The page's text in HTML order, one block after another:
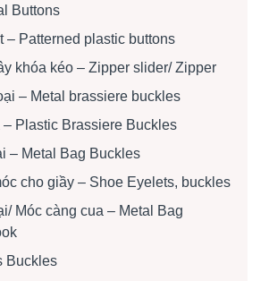
Buttons
– Patterned plastic buttons
khóa kéo – Zipper slider/ Zipper
– Metal brassiere buckles
Plastic Brassiere Buckles
– Metal Bag Buckles
cho giầy – Shoe Eyelets, buckles
Móc càng cua – Metal Bag
Buckles